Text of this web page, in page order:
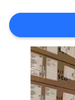
FORDERN
SIE EIN
ZITAT